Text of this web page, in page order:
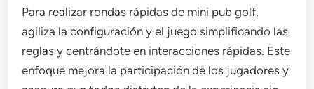
Para realizar rondas rápidas de mini pub golf,
agiliza la configuración y el juego simplificando las
reglas y centrándote en interacciones rápidas. Este
enfoque mejora la participación de los jugadores y